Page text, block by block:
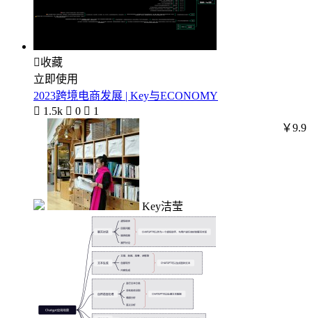
收藏
立即使用
2023跨境电商发展 | Key与ECONOMY
 1.5k  0  1
Key洁莹
￥9.9